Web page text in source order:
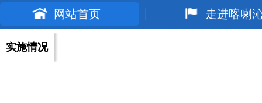
网站首页 走进喀喇
实施情况